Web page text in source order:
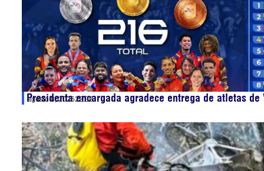
Presidenta encargada agradece entrega de atletas de
agosto 8, 202622:38